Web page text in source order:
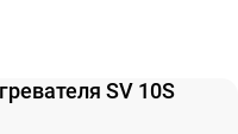
SV 10S